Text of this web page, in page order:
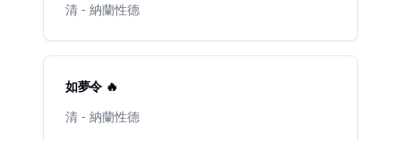
清 - 納蘭性德
如夢令 🔥
清 - 納蘭性德